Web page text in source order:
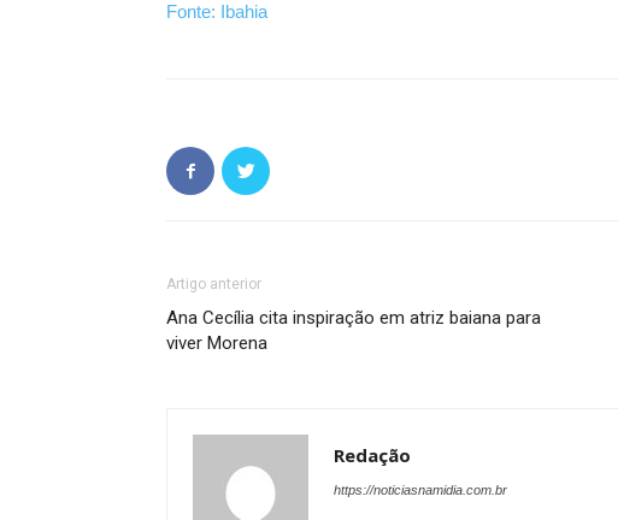
Fonte: Ibahia
Artigo anterior
Ana Cecília cita inspiração em atriz baiana para
viver Morena
Redação
https://noticiasnamidia.com.br